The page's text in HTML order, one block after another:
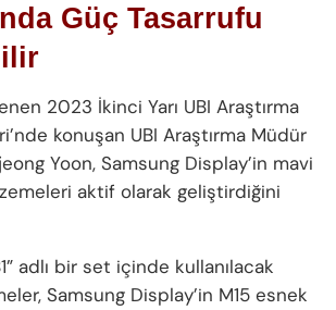
Güç Tasarrufu
2023 İkinci Yarı UBI Araştırma
konuşan UBI Araştırma Müdür
Yoon, Samsung Display’in mavi
aktif olarak geliştirdiğini
adlı bir set içinde kullanılacak
Samsung Display’in M15 esnek